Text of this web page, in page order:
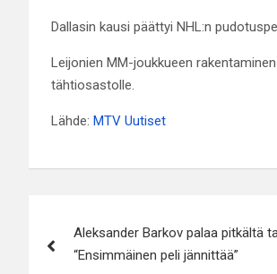
Dallasin kausi päättyi NHL:n
Leijonien MM-joukkueen
tähtiosastolle.
Lähde: MTV Uutiset
selaus
Aleksander Barkov palaa pitkältä
“Ensimmäinen peli jännittää”